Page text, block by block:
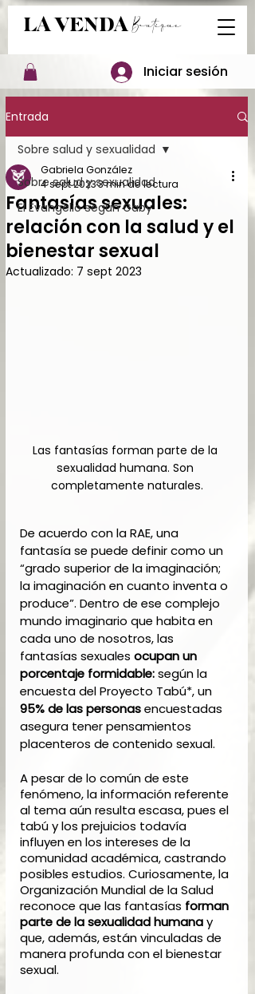
LA VENDABoutique
Iniciar sesión
Entrada
Sobre salud y sexualidad
El Evangelio según Gaby
Sobre salud y sexualidad
Fantasías sexuales:
relación con la salud y el
bienestar sexual
Gabriela González
4 sept 20233 min de lectura
Actualizado: 7 sept 2023
Las fantasías forman parte de la
sexualidad humana. Son
completamente naturales.
De acuerdo con la RAE, una
fantasía se puede definir como un
“grado superior de la imaginación;
la imaginación en cuanto inventa o
produce”. Dentro de ese complejo
mundo imaginario que habita en
cada uno de nosotros, las
fantasías sexuales ocupan un
porcentaje formidable: según la
encuesta del Proyecto Tabú*, un
95% de las personas encuestadas
asegura tener pensamientos
placenteros de contenido sexual.
A pesar de lo común de este
fenómeno, la información referente
al tema aún resulta escasa, pues el
tabú y los prejuicios todavía
influyen en los intereses de la
comunidad académica, castrando
posibles estudios. Curiosamente, la
Organización Mundial de la Salud
reconoce que las fantasías forman
parte de la sexualidad humana y
que, además, están vinculadas de
manera profunda con el bienestar
sexual.